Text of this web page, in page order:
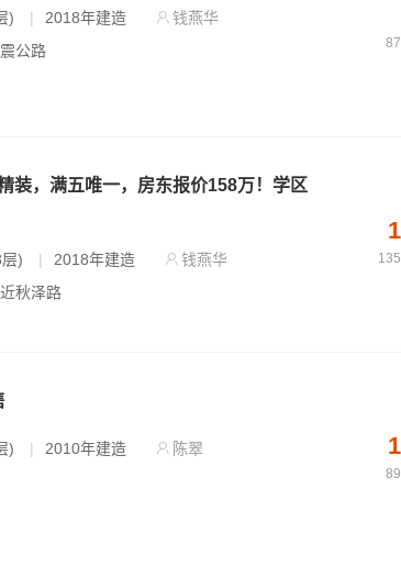
) | 2018年建造
钱燕华
公路
装，满五唯一，房东报价158万！学区
) | 2018年建造
钱燕华
秋泽路
) | 2010年建造
陈翠